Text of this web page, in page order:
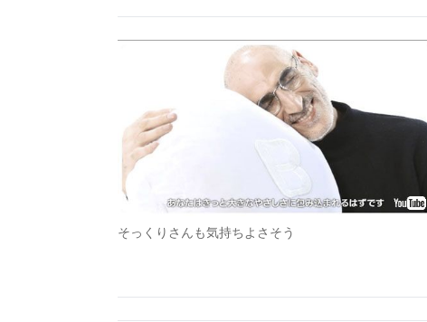
そっくりさんも気持ちよさそう